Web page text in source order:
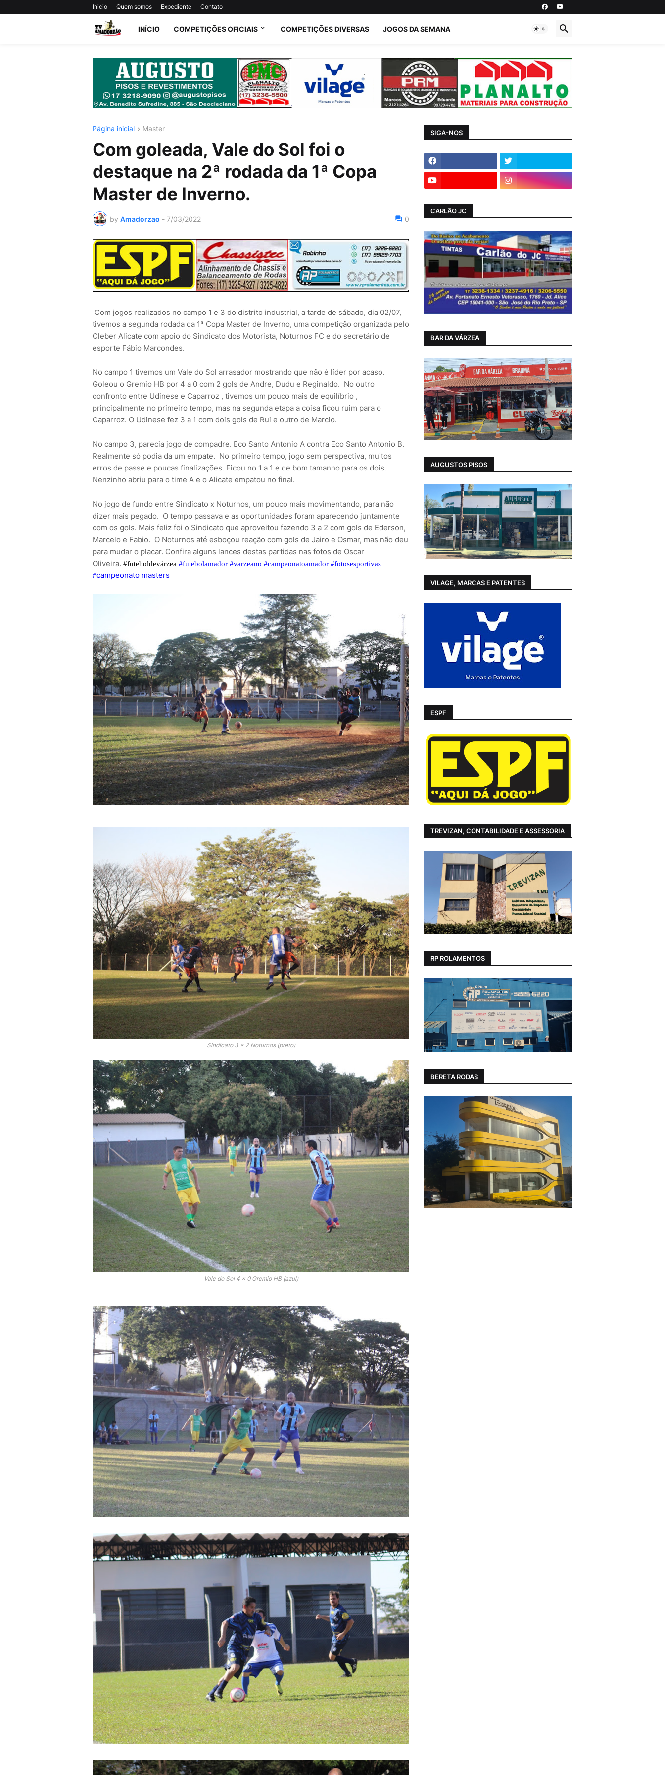
Inicio Quem somos Expediente Contato
INÍCIO COMPETIÇÕES OFICIAIS COMPETIÇÕES DIVERSAS JOGOS DA SEMANA
Página inicial Master
Com goleada, Vale do Sol foi o
destaque na 2ª rodada da 1ª Copa
Master de Inverno.
by Amadorzao - 7/03/2022 0
Com jogos realizados no campo 1 e 3 do distrito industrial, a tarde de sábado, dia 02/07,
tivemos a segunda rodada da 1ª Copa Master de Inverno, uma competição organizada pelo
Cleber Alicate com apoio do Sindicato dos Motorista, Noturnos FC e do secretário de
esporte Fábio Marcondes.
No campo 1 tivemos um Vale do Sol arrasador mostrando que não é líder por acaso.
Goleou o Gremio HB por 4 a 0 com 2 gols de Andre, Dudu e Reginaldo. No outro
confronto entre Udinese e Caparroz , tivemos um pouco mais de equilíbrio ,
principalmente no primeiro tempo, mas na segunda etapa a coisa ficou ruim para o
Caparroz. O Udinese fez 3 a 1 com dois gols de Rui e outro de Marcio.
No campo 3, parecia jogo de compadre. Eco Santo Antonio A contra Eco Santo Antonio B.
Realmente só podia da um empate. No primeiro tempo, jogo sem perspectiva, muitos
erros de passe e poucas finalizações. Ficou no 1 a 1 e de bom tamanho para os dois.
Nenzinho abriu para o time A e o Alicate empatou no final.
No jogo de fundo entre Sindicato x Noturnos, um pouco mais movimentando, para não
dizer mais pegado. O tempo passava e as oportunidades foram aparecendo juntamente
com os gols. Mais feliz foi o Sindicato que aproveitou fazendo 3 a 2 com gols de Ederson,
Marcelo e Fabio. O Noturnos até esboçou reação com gols de Jairo e Osmar, mas não deu
para mudar o placar. Confira alguns lances destas partidas nas fotos de Oscar
Oliveira. #futeboldevárzea #futebolamador #varzeano #campeonatoamador #fotosesportivas
#campeonato masters
Sindicato 3 x 2 Noturnos (preto)
Vale do Sol 4 x 0 Gremio HB (azul)
SIGA-NOS
CARLÃO JC
BAR DA VÁRZEA
AUGUSTOS PISOS
VILAGE, MARCAS E PATENTES
ESPF
TREVIZAN, CONTABILIDADE E ASSESSORIA
RP ROLAMENTOS
BERETA RODAS